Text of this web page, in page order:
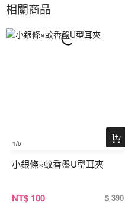
相關商品
1/6
小銀條×蚊香盤U型耳夾
NT$ 100 $ 390